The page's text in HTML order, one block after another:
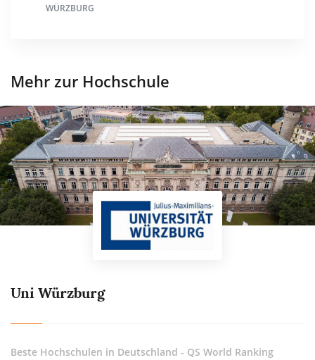
WÜRZBURG
Mehr zur Hochschule
Uni Würzburg
Beste Hochschulen in Deutschland - QS World Ranking